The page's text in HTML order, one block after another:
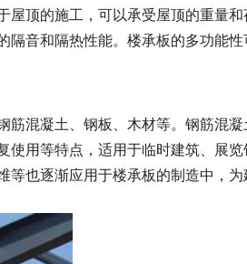
顶的施工，可以承受屋顶的重量
音和隔热性能。楼承板的多功能
混凝土、钢板、木材等。钢筋混
用等特点，适用于临时建筑、展
也逐渐应用于楼承板的制造中，